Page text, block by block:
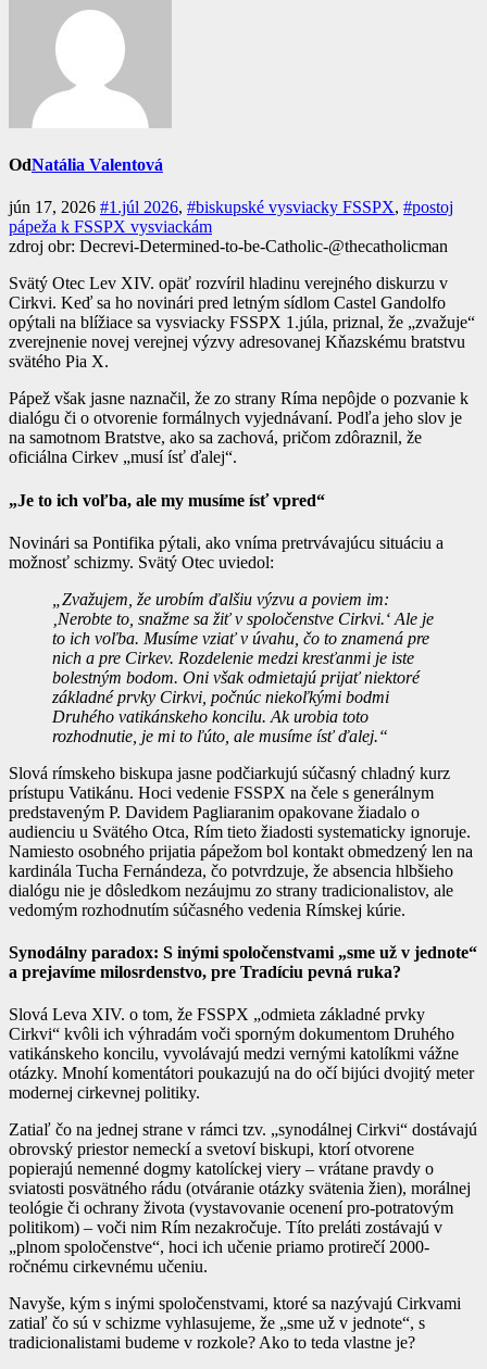
OdNatália Valentová
jún 17, 2026 #1.júl 2026, #biskupské vysviacky FSSPX, #postoj
pápeža k FSSPX vysviackám
zdroj obr: Decrevi-Determined-to-be-Catholic-@thecatholicman
Svätý Otec Lev XIV. opäť rozvíril hladinu verejného diskurzu v
Cirkvi. Keď sa ho novinári pred letným sídlom Castel Gandolfo
opýtali na blížiace sa vysviacky FSSPX 1.júla, priznal, že „zvažuje“
zverejnenie novej verejnej výzvy adresovanej Kňazskému bratstvu
svätého Pia X.
Pápež však jasne naznačil, že zo strany Ríma nepôjde o pozvanie k
dialógu či o otvorenie formálnych vyjednávaní. Podľa jeho slov je
na samotnom Bratstve, ako sa zachová, pričom zdôraznil, že
oficiálna Cirkev „musí ísť ďalej“.
„Je to ich voľba, ale my musíme ísť vpred“
Novinári sa Pontifika pýtali, ako vníma pretrvávajúcu situáciu a
možnosť schizmy. Svätý Otec uviedol:
„Zvažujem, že urobím ďalšiu výzvu a poviem im:
‚Nerobte to, snažme sa žiť v spoločenstve Cirkvi.‘ Ale je
to ich voľba. Musíme vziať v úvahu, čo to znamená pre
nich a pre Cirkev. Rozdelenie medzi kresťanmi je iste
bolestným bodom. Oni však odmietajú prijať niektoré
základné prvky Cirkvi, počnúc niekoľkými bodmi
Druhého vatikánskeho koncilu. Ak urobia toto
rozhodnutie, je mi to ľúto, ale musíme ísť ďalej.“
Slová rímskeho biskupa jasne podčiarkujú súčasný chladný kurz
prístupu Vatikánu. Hoci vedenie FSSPX na čele s generálnym
predstaveným P. Davidem Pagliaranim opakovane žiadalo o
audienciu u Svätého Otca, Rím tieto žiadosti systematicky ignoruje.
Namiesto osobného prijatia pápežom bol kontakt obmedzený len na
kardinála Tucha Fernándeza, čo potvrdzuje, že absencia hlbšieho
dialógu nie je dôsledkom nezáujmu zo strany tradicionalistov, ale
vedomým rozhodnutím súčasného vedenia Rímskej kúrie.
Synodálny paradox: S inými spoločenstvami „sme už v jednote“
a prejavíme milosrdenstvo, pre Tradíciu pevná ruka?
Slová Leva XIV. o tom, že FSSPX „odmieta základné prvky
Cirkvi“ kvôli ich výhradám voči sporným dokumentom Druhého
vatikánskeho koncilu, vyvolávajú medzi vernými katolíkmi vážne
otázky. Mnohí komentátori poukazujú na do očí bijúci dvojitý meter
modernej cirkevnej politiky.
Zatiaľ čo na jednej strane v rámci tzv. „synodálnej Cirkvi“ dostávajú
obrovský priestor nemeckí a svetoví biskupi, ktorí otvorene
popierajú nemenné dogmy katolíckej viery – vrátane pravdy o
sviatosti posvätného rádu (otváranie otázky svätenia žien), morálnej
teológie či ochrany života (vystavovanie ocenení pro-potratovým
politikom) – voči nim Rím nezakročuje. Títo preláti zostávajú v
„plnom spoločenstve“, hoci ich učenie priamo protirečí 2000-
ročnému cirkevnému učeniu.
Navyše, kým s inými spoločenstvami, ktoré sa nazývajú Cirkvami
zatiaľ čo sú v schizme vyhlasujeme, že „sme už v jednote“, s
tradicionalistami budeme v rozkole? Ako to teda vlastne je?